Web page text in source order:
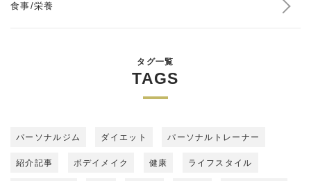
食事/栄養
タグ一覧
TAGS
パーソナルジム ダイエット パーソナルトレーナー
紹介記事 ボデイメイク 健康 ライフスタイル